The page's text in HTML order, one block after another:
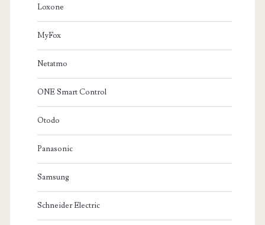
Loxone
MyFox
Netatmo
ONE Smart Control
Otodo
Panasonic
Samsung
Schneider Electric